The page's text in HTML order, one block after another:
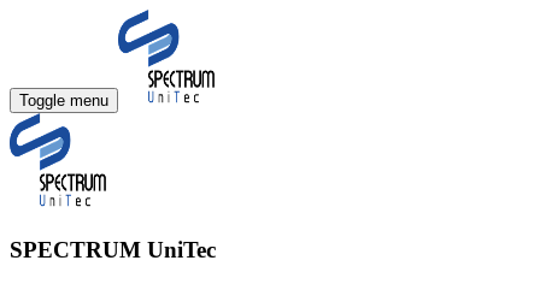
Toggle menu
SPECTRUM UniTec